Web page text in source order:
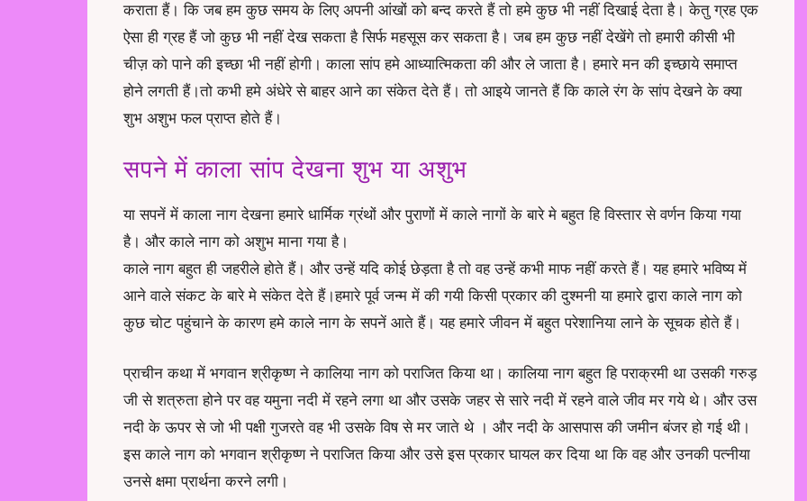
कराता हैं। कि जब हम कुछ समय के लिए अपनी आंखों को बन्द करते हैं तो हमे कुछ भी नहीं दिखाई देता है। केतु ग्रह एक
ऐसा ही ग्रह हैं जो कुछ भी नहीं देख सकता है सिर्फ महसूस कर सकता है। जब हम कुछ नहीं देखेंगे तो हमारी कीसी भी
चीज़ को पाने की इच्छा भी नहीं होगी। काला सांप हमे आध्यात्मिकता की और ले जाता है। हमारे मन की इच्छाये समाप्त
होने लगती हैं।तो कभी हमे अंधेरे से बाहर आने का संकेत देते हैं। तो आइये जानते हैं कि काले रंग के सांप देखने के क्या
शुभ अशुभ फल प्राप्त होते हैं।
सपने में काला सांप देखना शुभ या अशुभ
या सपनें में काला नाग देखना हमारे धार्मिक ग्रंथों और पुराणों में काले नागों के बारे मे बहुत हि विस्तार से वर्णन किया गया
है। और काले नाग को अशुभ माना गया है।
काले नाग बहुत ही जहरीले होते हैं। और उन्हें यदि कोई छेड़ता है तो वह उन्हें कभी माफ नहीं करते हैं। यह हमारे भविष्य में
आने वाले संकट के बारे मे संकेत देते हैं।हमारे पूर्व जन्म में की गयी किसी प्रकार की दुश्मनी या हमारे द्वारा काले नाग को
कुछ चोट पहुंचाने के कारण हमे काले नाग के सपनें आते हैं। यह हमारे जीवन में बहुत परेशानिया लाने के सूचक होते हैं।
प्राचीन कथा में भगवान श्रीकृष्ण ने कालिया नाग को पराजित किया था। कालिया नाग बहुत हि पराक्रमी था उसकी गरुड़
जी से शत्रुता होने पर वह यमुना नदी में रहने लगा था और उसके जहर से सारे नदी में रहने वाले जीव मर गये थे। और उस
नदी के ऊपर से जो भी पक्षी गुजरते वह भी उसके विष से मर जाते थे । और नदी के आसपास की जमीन बंजर हो गई थी।
इस काले नाग को भगवान श्रीकृष्णने पराजित किया और उसे इस प्रकार घायल कर दिया था कि वह और उनकी पत्नीया
उनसे क्षमा प्रार्थना करने लगी।